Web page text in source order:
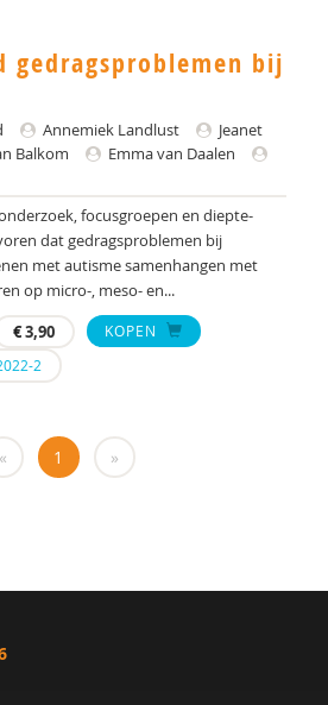
van der Schot
gedragsproblemen bij
Annemiek Landlust
Jeanet
Balkom
Emma van Daalen
focusgroepen en diepte-
dat gedragsproblemen bij
met autisme samenhangen met
op micro-, meso- en...
€3,90
KOPEN
2
« 1 »